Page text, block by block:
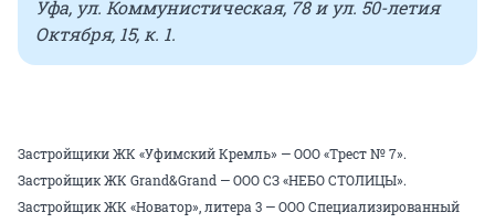
Уфа, ул. Коммунистическая, 78 и ул. 50-летия
Октября, 15, к. 1.
Застройщики ЖК «Уфимский Кремль» — ООО «Трест № 7».
Застройщик ЖК Grand&Grand — ООО СЗ «НЕБО СТОЛИЦЫ».
Застройщик ЖК «Новатор», литера 3 — ООО Специализированный